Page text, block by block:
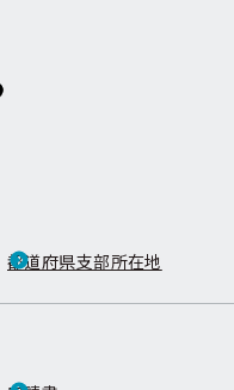
都道府県支部所在地